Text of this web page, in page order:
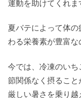
運動を助けてくれま
夏バテによって体
わる栄養素が豊富な
今では、冷凍のい
節関係なく摂ること
厳しい暑さを乗り越